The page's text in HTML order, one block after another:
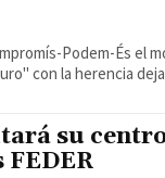
Podem-És el
con la herencia
su
FEDER